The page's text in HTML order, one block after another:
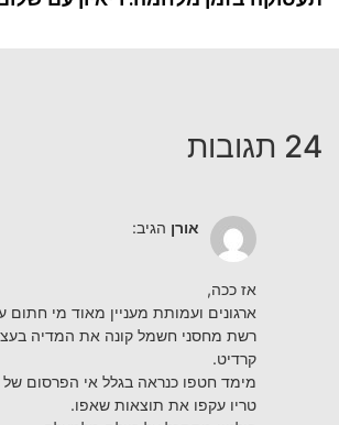
24 תגובות
אורן הגיב:
אז ככה,
ארגונים ועמותת מעניין מאוד מי חתום
רשת מחסני חשמל קונה את המדיה
קרדיט.
מימד חטפו כנראה בגלל אי הפרסום
טריו עקפו את תוצאות שאפו.